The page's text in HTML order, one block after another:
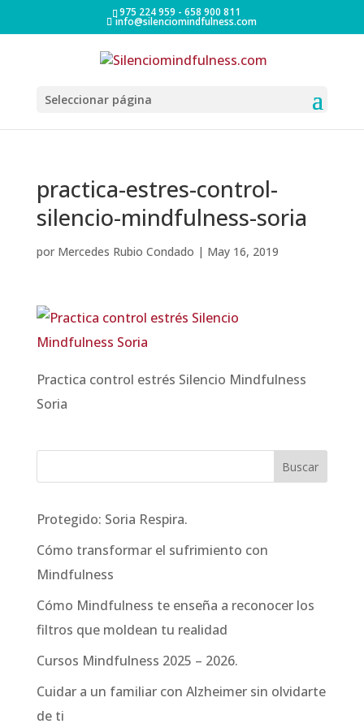
975 224 959 - 658 900 811
info@silenciomindfulness.com
Seleccionar página
practica-estres-control-
silencio-mindfulness-soria
por Mercedes Rubio Condado | May 16, 2019
Practica control estrés Silencio Mindfulness
Soria
Protegido: Soria Respira.
Cómo transformar el sufrimiento con
Mindfulness
Cómo Mindfulness te enseña a reconocer los
filtros que moldean tu realidad
Cursos Mindfulness 2025 – 2026.
Cuidar a un familiar con Alzheimer sin olvidarte
de ti